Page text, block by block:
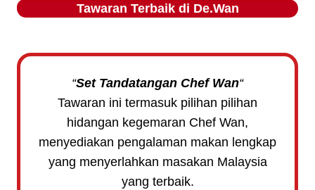
Tawaran Terbaik di De.Wan
“Set Tandatangan Chef Wan“
Tawaran ini termasuk pilihan pilihan
hidangan kegemaran Chef Wan,
menyediakan pengalaman makan lengkap
yang menyerlahkan masakan Malaysia
yang terbaik.